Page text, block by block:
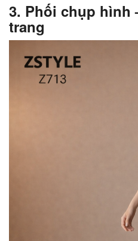
3. Phối chụp hình
trang